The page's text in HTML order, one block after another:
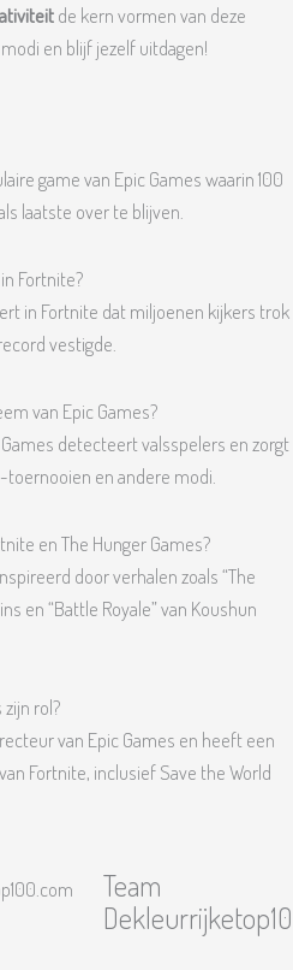
de kern vormen van deze
en blijf jezelf uitdagen!
game van Epic Games waarin 100
laatste over te blijven.
Fortnite?
in Fortnite dat miljoenen kijkers trok
vestigde.
van Epic Games?
detecteert valsspelers en zorgt
en andere modi.
en The Hunger Games?
door verhalen zoals “The
en “Battle Royale” van Koushun
rol?
van Epic Games en heeft een
Fortnite, inclusief Save the World
Team